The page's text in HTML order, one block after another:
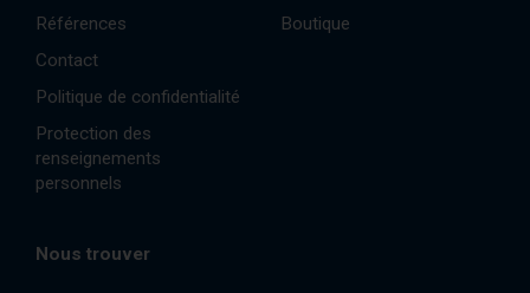
Références
Contact
Politique de confidentialité
Protection des
renseignements
personnels
Boutique
Nous trouver